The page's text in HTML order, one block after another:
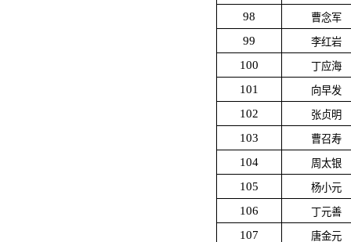
98 曹念军
99 李红岩
100 丁应海
101 向早发
102 张贞明
103 曹召寿
104 周太银
105 杨小元
106 丁元善
107 唐金元